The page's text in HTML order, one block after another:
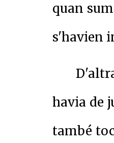
quan
s'havien
havia de
també